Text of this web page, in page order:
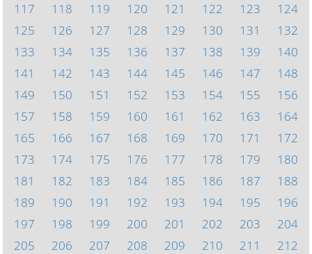
117
118 119 120 121 122 123
124
125
126 127 128 129 130 131
132
133
134 135 136 137 138 139
140
141
142 143 144 145 146 147
148
149
150 151 152 153 154 155
156
157
158 159 160 161 162 163
164
165
166 167 168 169 170 171
172
173
174 175 176 177 178 179
180
181
182 183 184 185 186 187
188
189
190 191 192 193 194 195
196
197
198 199 200 201 202 203
204
205
206 207 208 209 210 211
212